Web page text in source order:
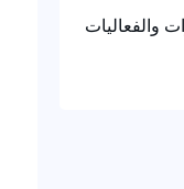
والفعاليات